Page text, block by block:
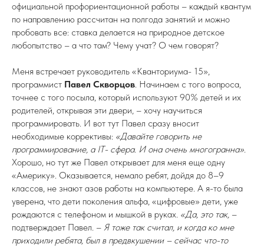
официальной профориентационной работы – каждый квантум
по направлению рассчитан на полгода занятий и можно
пробовать все: ставка делается на природное детское
любопытство – а что там? Чему учат? О чем говорят?
Меня встречает руководитель «Кванториума- 15»,
программист Павел Скворцов. Начинаем с того вопроса,
точнее с того посыла, который используют 90% детей и их
родителей, открывая эти двери, – хочу научиться
программировать. И вот тут Павел сразу вносит
необходимые коррективы: «Давайте говорить не
программирование, а IT- сфера. И она очень многогранна».
Хорошо, но тут же Павел открывает для меня еще одну
«Америку». Оказывается, немало ребят, дойдя до 8–9
классов, не знают азов работы на компьютере. А я-то была
уверена, что дети поколения альфа, «цифровые» дети, уже
рождаются с телефоном и мышкой в руках. «Да, это так, –
подтверждает Павел. – Я тоже так считал, и когда ко мне
приходили ребята, был в предвкушении – сейчас что-то